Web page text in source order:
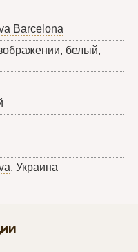
Barcelona
белый,
, Украина